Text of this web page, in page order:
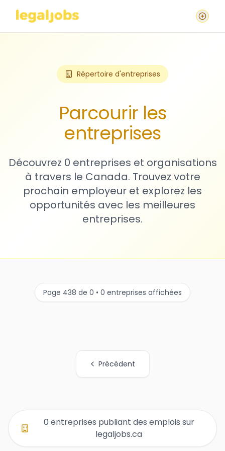
Répertoire d'entreprises
Parcourir les
entreprises
Découvrez 0 entreprises et organisations
à travers le Canada. Trouvez votre
prochain employeur et explorez les
opportunités avec les meilleures
entreprises.
Page 438 de 0 • 0 entreprises affichées
Précédent
0 entreprises publiant des emplois sur
legaljobs.ca